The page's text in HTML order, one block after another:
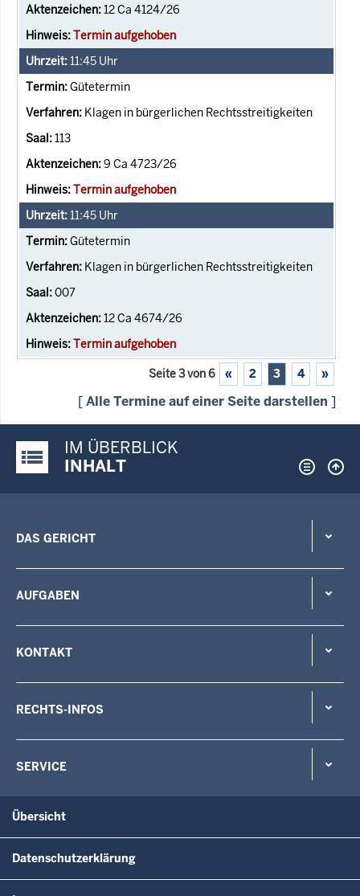
12 Ca 4124/26
Termin aufgehoben
11:45 Uhr
Gütetermin
Klagen in bürgerlichen Rechtsstreitigkeiten
113
9 Ca 4723/26
Termin aufgehoben
11:45 Uhr
Gütetermin
Klagen in bürgerlichen Rechtsstreitigkeiten
007
12 Ca 4674/26
Termin aufgehoben
Seite 3 von 6 « 2 3 4 »
[Alle Termine auf einer Seite darstellen ]
Justiz-Portal im Überblick:
IM ÜBERBLICK
INHALT
DAS GERICHT
AUFGABEN
KONTAKT
RECHTS-INFOS
SERVICE
Übersicht
Datenschutzerklärung